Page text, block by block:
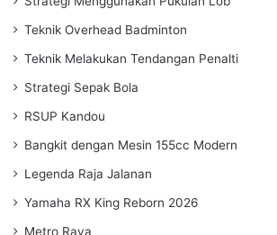
Teknik Overhead Badminton
Teknik Melakukan Tendangan Penalti
Strategi Sepak Bola
RSUP Kandou
Bangkit dengan Mesin 155cc Modern
Legenda Raja Jalanan
Yamaha RX King Reborn 2026
Metro Raya